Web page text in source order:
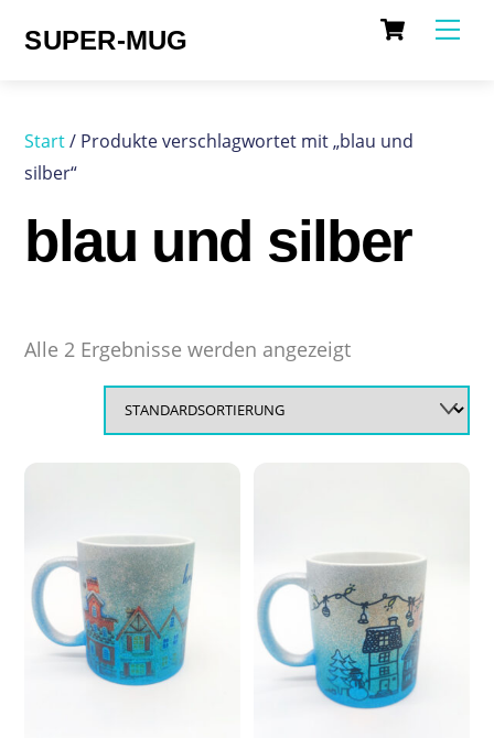
Cart
SUPER-MUG
Start/ Produkte verschlagwortet mit „blau und
silber“
blau und silber
Alle 2 Ergebnisse werden angezeigt